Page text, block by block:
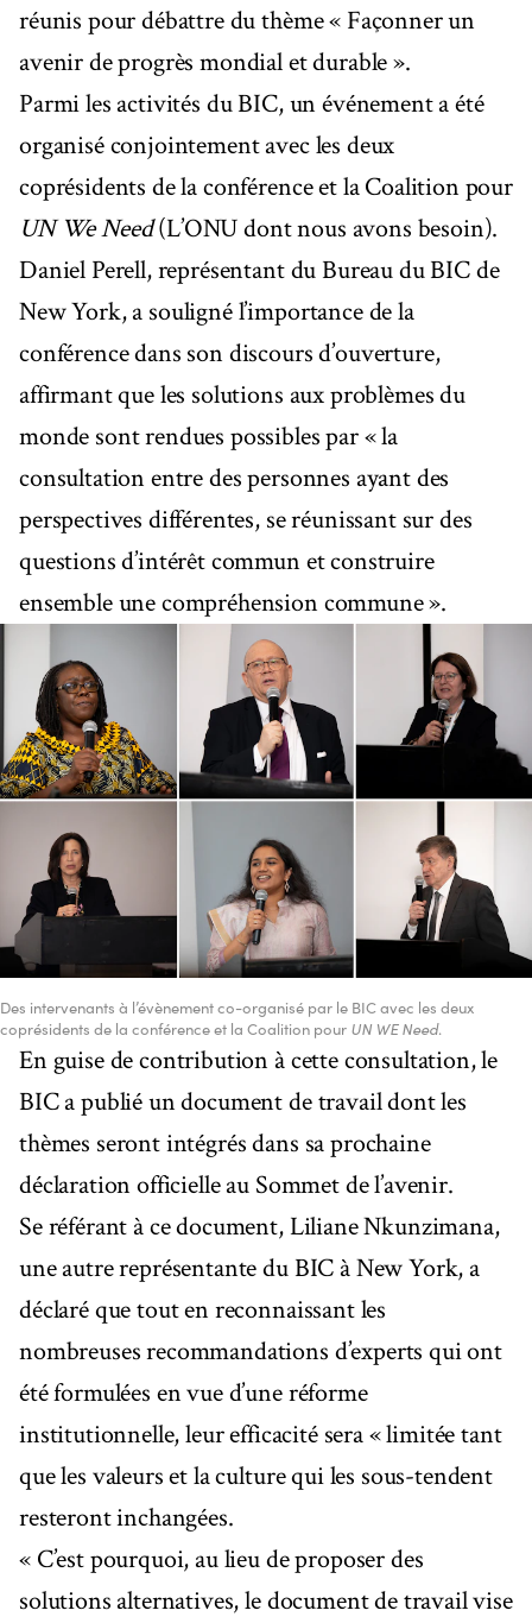
réunis pour débattre du thème « Façonner un
avenir de progrès mondial et durable ».
Parmi les activités du BIC, un événement a été
organisé conjointement avec les deux
coprésidents de la conférence et la Coalition pour
UN We Need(L’ONU dont nous avons besoin).
Daniel Perell, représentant du Bureau du BIC de
New York, a souligné l’importance de la
conférence dans son discours d’ouverture,
affirmant que les solutions aux problèmes du
monde sont rendues possibles par « la
consultation entre des personnes ayant des
perspectives différentes, se réunissant sur des
questions d’intérêt commun et construire
ensemble une compréhension commune ».
Des intervenants à l’évènement co-organisé par le BIC avec les deux
coprésidents de la conférence et la Coalition pour UN WE Need.
En guise de contribution à cette consultation, le
BIC a publié un document de travail dont les
thèmes seront intégrés dans sa prochaine
déclaration officielle au Sommet de l’avenir.
Se référant à ce document, Liliane Nkunzimana,
une autre représentante du BIC à New York, a
déclaré que tout en reconnaissant les
nombreuses recommandations d’experts qui ont
été formulées en vue d’une réforme
institutionnelle, leur efficacité sera « limitée tant
que les valeurs et la culture qui les sous-tendent
resteront inchangées.
« C’est pourquoi, au lieu de proposer des
solutions alternatives, le document de travail vise